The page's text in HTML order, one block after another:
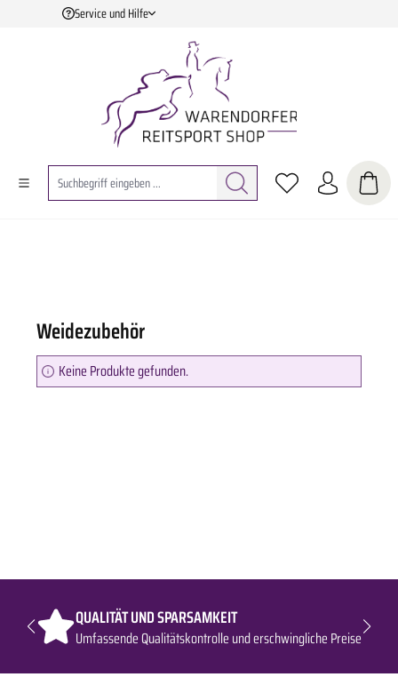
Zum Hauptinhalt springen
Service und Hilfe
Weidezubehör
Keine Produkte gefunden.
QUALITÄT UND SPARSAMKEIT
Umfassende Qualitätskontrolle und erschwingliche Preise